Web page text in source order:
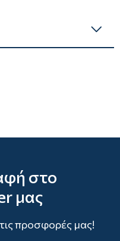
στο
μας
προσφορές μας!